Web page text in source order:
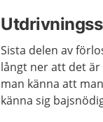
Sista delen av
långt ner att det
man känna att
känna sig